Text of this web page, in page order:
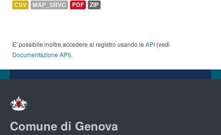
CSV MAP_SRVC PDF ZIP
E' possibile inoltre accedere al registro usando le API (vedi
Documentazione API).
Comune di Genova